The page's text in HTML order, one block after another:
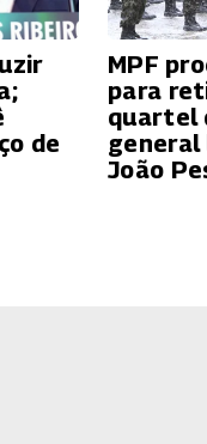
de
MPF
para
quartel
general
João